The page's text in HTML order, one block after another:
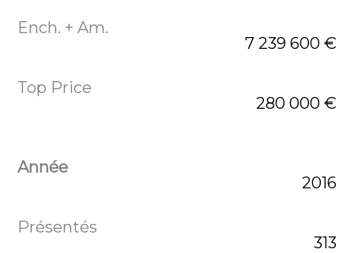
7 239 600 €
280 000 €
2016
313